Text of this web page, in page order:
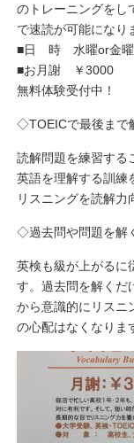
のトレーニングをし
で速読が可能になり
■日 時 水曜or金
■お月謝 ￥3000
無料体験受付中！
◇TOEICで最後まで
読解問題を練習する
英語を理解する訓練
リスニングを読解力
◇過去問や問題を解
英検も級が上がるに
す。過去問を解くだ
から意識的にリスニ
の心配はなくなりま